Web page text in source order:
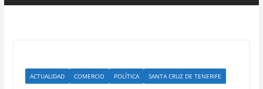
ACTUALIDAD COMERCIO POLÍTICA SANTA CRUZ DE TENERIFE